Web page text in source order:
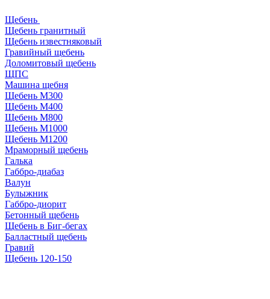
Щебень
Щебень гранитный
Щебень известняковый
Гравийный щебень
Доломитовый щебень
ЩПС
Машина щебня
Щебень М300
Щебень М400
Щебень М800
Щебень М1000
Щебень М1200
Мраморный щебень
Галька
Габбро-диабаз
Валун
Булыжник
Габбро-диорит
Бетонный щебень
Щебень в Биг-бегах
Балластный щебень
Гравий
Щебень 120-150